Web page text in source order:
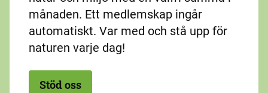
månaden. Ett medlemskap ingår
automatiskt. Var med och stå upp för
naturen varje dag!
Stöd oss